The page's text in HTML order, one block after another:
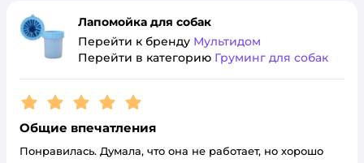
Лапомойка для собак
Перейти к бренду Мультидом
Перейти в категорию Груминг для собак
Рейтинг:5
Общие впечатления
Понравилась. Думала, что она не работает, но хорошо